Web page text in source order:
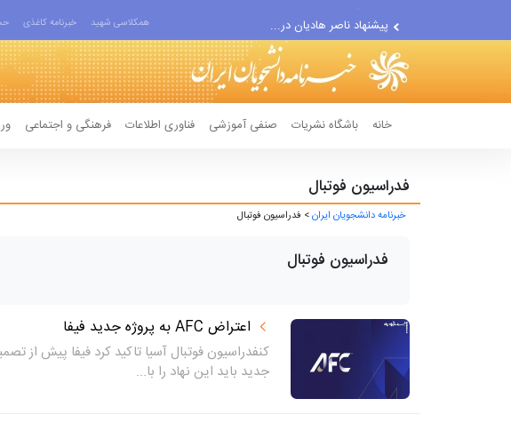
پیشنهاد ناصر هادیان در...
معامله با گرگِ آمریکایی،...
همکلاسی شهید خبرنامه کاغذی
خانه باشگاه نشریات صنفی آموزشی فناوری اطلاعات فرهنگی و اجتماعی
فدراسیون فوتبال
خبرنامه دانشجویان ایران> فدراسیون فوتبال
فدراسیون فوتبال
اعتراض AFC به پروژه جدید فیفا
کنفدراسیون فوتبال آسیا تاکید کرد فیفا پیش از
جدید باید این نهاد را با...